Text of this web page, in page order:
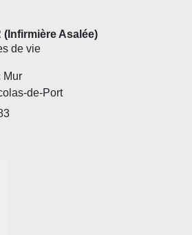
(Infirmière Asalée)
de vie
Mur
de-Port